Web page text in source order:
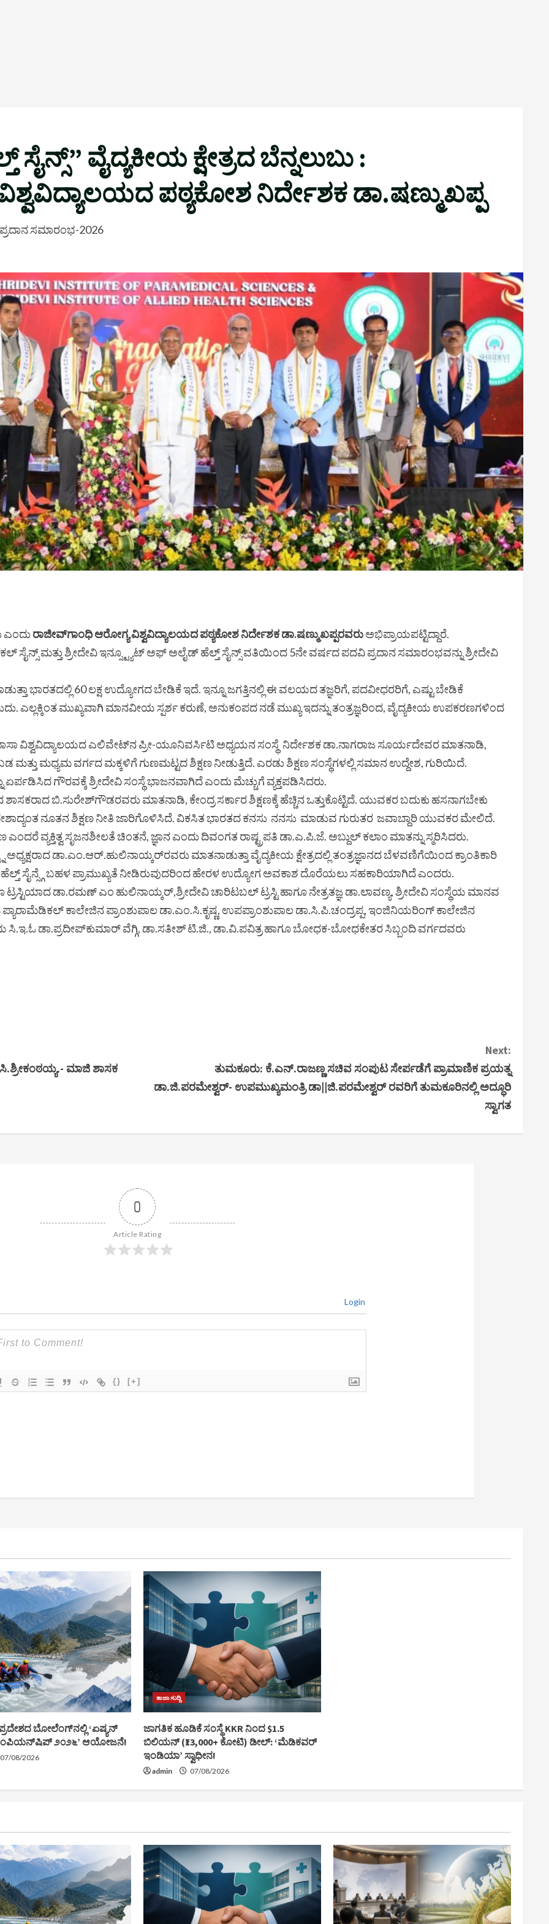
ವೈದ್ಯಕೀಯ ಕ್ಷೇತ್ರದ ಬೆನ್ನಲುಬು :
ಪಠ್ಯಕೋಶ ನಿರ್ದೇಶಕ ಡಾ.ಷಣ್ಮುಖಪ್ಪ
ಸಮಾರಂಭ-2026
ಎಂದು ರಾಜೀವ್‌ಗಾಂಧಿ ಆರೋಗ್ಯ ವಿಶ್ವವಿದ್ಯಾಲಯದ ಪಠ್ಯಕೋಶ ನಿರ್ದೇಶಕ ಡಾ.ಷಣ್ಮುಖಪ್ಪರವರುಅಭಿಪ್ರಾಯಪಟ್ಟಿದ್ದಾರೆ.
ಸೈನ್ಸ್ ಮತ್ತು ಶ್ರೀದೇವಿ ಇನ್ಸ್ಟ್ಯೂಟ್ ಅಫ್ ಅಲೈಡ್ ಹೆಲ್ತ್ ಸೈನ್ಸ್ ವತಿಯಿಂದ 5ನೇ ವರ್ಷದ ಪದವಿ ಪ್ರದಾನ ಸಮಾರಂಭವನ್ನು ಶ್ರೀದೇವಿ
ಭಾರತದಲ್ಲಿ 60 ಲಕ್ಷ ಉದ್ಯೋಗದ ಬೇಡಿಕೆ ಇದೆ. ಇನ್ನೂ ಜಗತ್ತಿನಲ್ಲಿ ಈ ವಲಯದ ತಜ್ಞರಿಗೆ, ಪದವೀಧರರಿಗೆ, ಎಷ್ಟು ಬೇಡಿಕೆ
ಎಲ್ಲಕ್ಕಿಂತ ಮುಖ್ಯವಾಗಿ ಮಾನವೀಯ ಸ್ಪರ್ಶ ಕರುಣೆ, ಅನುಕಂಪದ ನಡೆ ಮುಖ್ಯ ಇದನ್ನು ತಂತ್ರಜ್ಞರಿಂದ, ವೈದ್ಯಕೀಯ ಉಪಕರಣಗಳಿಂದ
ವಿಶ್ವವಿದ್ಯಾಲಯದ ಎಲಿವೇಟ್‌ನ ಪ್ರೀ-ಯೂನಿವರ್ಸಿಟಿ ಅಧ್ಯಯನ ಸಂಸ್ಥೆ ನಿರ್ದೇಶಕ ಡಾ.ನಾಗರಾಜ ಸೂರ್ಯದೇವರ ಮಾತನಾಡಿ,
ಮಧ್ಯಮ ವರ್ಗದ ಮಕ್ಕಳಿಗೆ ಗುಣಮಟ್ಟದ ಶಿಕ್ಷಣ ನೀಡುತ್ತಿದೆ. ಎರಡು ಶಿಕ್ಷಣ ಸಂಸ್ಥೆಗಳಲ್ಲಿ ಸಮಾನ ಉದ್ದೇಶ, ಗುರಿಯಿದೆ.
ಗೌರವಕ್ಕೆ ಶ್ರೀದೇವಿ ಸಂಸ್ಥೆ ಭಾಜನವಾಗಿದೆ ಎಂದು ಮೆಚ್ಚುಗೆ ವ್ಯಕ್ತಪಡಿಸಿದರು.
ಬಿ.ಸುರೇಶ್‌ಗೌಡರವರು ಮಾತನಾಡಿ, ಕೇಂದ್ರ ಸರ್ಕಾರ ಶಿಕ್ಷಣಕ್ಕೆ ಹೆಚ್ಚಿನ ಒತ್ತುಕೊಟ್ಟಿದೆ. ಯುವಕರ ಬದುಕು ಹಸನಾಗಬೇಕು
ನೂತನ ಶಿಕ್ಷಣ ನೀತಿ ಜಾರಿಗೊಳಿಸಿದೆ. ವಿಕಸಿತ ಭಾರತದ ಕನಸು ನನಸು ಮಾಡುವ ಗುರುತರ ಜವಾಬ್ದಾರಿ ಯುವಕರ ಮೇಲಿದೆ.
ವ್ಯಕ್ತಿತ್ವ ಸೃಜನಶೀಲತೆ ಚಿಂತನೆ, ಜ್ಞಾನ ಎಂದು ದಿವಂಗತ ರಾಷ್ಟ್ರಪತಿ ಡಾ.ಎ.ಪಿ.ಜೆ. ಅಬ್ದುಲ್ ಕಲಾಂ ಮಾತನ್ನು ಸ್ಮರಿಸಿದರು.
ಅಧ್ಯಕ್ಷರಾದ ಡಾ.ಎಂ.ಆರ್.ಹುಲಿನಾಯ್ಕರ್‌ರವರು ಮಾತನಾಡುತ್ತಾ ವೈದ್ಯಕೀಯ ಕ್ಷೇತ್ರದಲ್ಲಿ ತಂತ್ರಜ್ಞಾನದ ಬೆಳವಣಿಗೆಯಿಂದ ಕ್ರಾಂತಿಕಾರಿ
ಹೆಲ್ತ್ ಸೈನ್ಸ್ಗೆ ಬಹಳ ಪ್ರಾಮುಖ್ಯತೆ ನೀಡಿರುವುದರಿಂದ ಹೇರಳ ಉದ್ಯೋಗ ಅವಕಾಶ ದೊರೆಯಲು ಸಹಕಾರಿಯಾಗಿದೆ ಎಂದರು.
ಟ್ರಸ್ಟಿಯಾದ ಡಾ.ರಮಣ್ ಎಂ ಹುಲಿನಾಯ್ಕರ್,ಶ್ರೀದೇವಿ ಚಾರಿಟಬಲ್ ಟ್ರಸ್ಟಿ ಹಾಗೂ ನೇತ್ರತಜ್ಞ ಡಾ.ಲಾವಣ್ಯ, ಶ್ರೀದೇವಿ ಸಂಸ್ಥೆಯ ಮಾನವ
ಕಾಲೇಜಿನ ಪ್ರಾಂಶುಪಾಲ ಡಾ.ಎಂ.ಸಿ.ಕೃಷ್ಣ, ಉಪಪ್ರಾಂಶುಪಾಲ ಡಾ.ಸಿ.ಪಿ.ಚಂದ್ರಪ್ಪ, ಇಂಜಿನಿಯರಿಂಗ್ ಕಾಲೇಜಿನ
ಸಿ.ಇ.ಓ ಡಾ.ಪ್ರದೀಪ್‌ಕುಮಾರ್ ವೆಗ್ಗಿ, ಡಾ.ಸತೀಶ್ ಟಿ.ಜಿ., ಡಾ.ವಿ.ಪವಿತ್ರ ಹಾಗೂ ಬೋಧಕ-ಬೋಧಕೇತರ ಸಿಬ್ಬಂದಿ ವರ್ಗದವರು
ಮಾಜಿ ಶಾಸಕ
Next:
ತುಮಕೂರು: ಕೆ.ಎನ್.ರಾಜಣ್ಣ ಸಚಿವ ಸಂಪುಟ ಸೇರ್ಪಡೆಗೆ ಪ್ರಾಮಾಣಿಕ ಪ್ರಯತ್ನ
ಡಾ.ಜಿ.ಪರಮೇಶ್ವರ್- ಉಪಮುಖ್ಯಮಂತ್ರಿ ಡಾ||ಜಿ.ಪರಮೇಶ್ವರ್ ರವರಿಗೆ ತುಮಕೂರಿನಲ್ಲಿ ಅದ್ಧೂರಿ
ಸ್ವಾಗತ
0
Article Rating
Login
{} [+]
ಬೋಲೆಂಗ್‌ನಲ್ಲಿ ‘ಏಷ್ಯನ್
೨೦೨೬’ ಆಯೋಜನೆ!
07/08/2026
ತಾಜಾ ಸುದ್ದಿ
ಜಾಗತಿಕ ಹೂಡಿಕೆ ಸಂಸ್ಥೆ KKR ನಿಂದ $1.5
ಬಿಲಿಯನ್ (₹13,000+ ಕೋಟಿ) ಡೀಲ್: ‘ಮೆಡಿಕವರ್
ಇಂಡಿಯಾ’ ಸ್ವಾಧೀನ!
admin 07/08/2026